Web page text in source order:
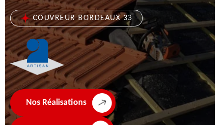
COUVREUR BORDEAUX 33
Nos Réalisations